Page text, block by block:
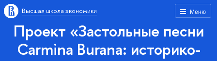
Меню
Высшая школа экономики
Проект «Застольные песни
Carmina Burana: историко-